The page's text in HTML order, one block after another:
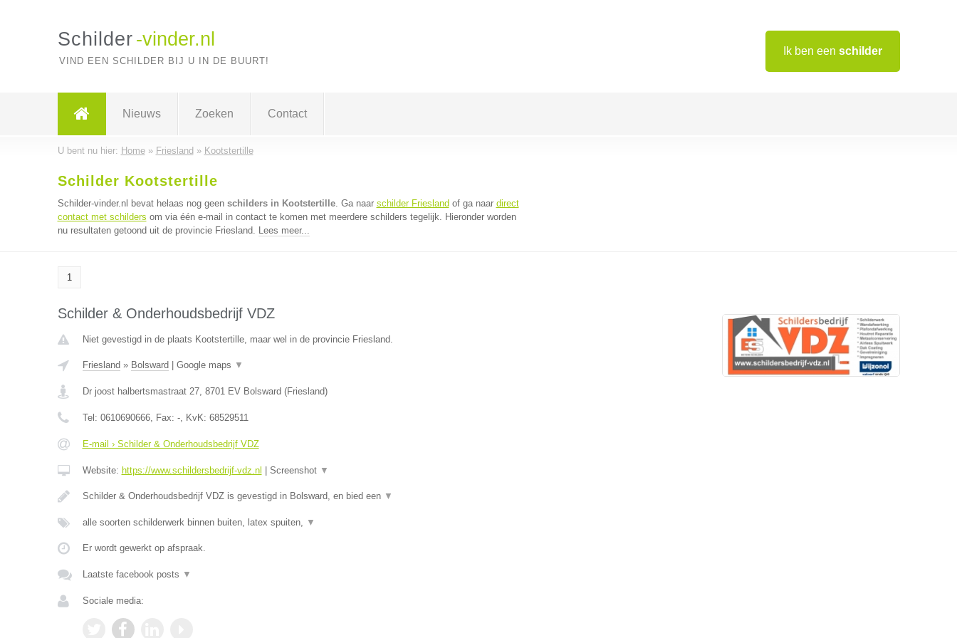
Ik ben een schilder
Schilder -vinder.nl
VIND EEN SCHILDER BIJ U IN DE BUURT!
Nieuws Zoeken Contact
U bent nu hier: Home» Friesland » Kootstertille
Schilder Kootstertille
Schilder-vinder.nl bevat helaas nog geen schilders in Kootstertille. Ga naar schilder Friesland of ga naar direct
contact met schilders om via één e-mail in contact te komen met meerdere schilders tegelijk. Hieronder worden
nu resultaten getoond uit de provincie Friesland. Lees meer...
1
Schilder & Onderhoudsbedrijf VDZ
Niet gevestigd in de plaats Kootstertille, maar wel in de provincie Friesland.
Friesland » Bolsward Google maps ▼
Dr joost halbertsmastraat 27, 8701 EV Bolsward (Friesland)
Tel: 0610690666, Fax: -, KvK: 68529511
E-mail › Schilder & Onderhoudsbedrijf VDZ
Website: https://www.schildersbedrijf-vdz.nl Screenshot ▼
Schilder & Onderhoudsbedrijf VDZ is gevestigd in Bolsward, en bied een ▼
alle soorten schilderwerk binnen buiten, latex spuiten, ▼
Er wordt gewerkt op afspraak.
Laatste facebook posts ▼
Sociale media: